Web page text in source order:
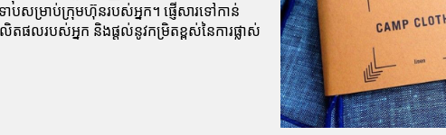
សម្រាប់ក្រុមហ៊ុនរបស់អ្នក។ ផ្ញើសារទៅកាន់
ផលរបស់អ្នក និងផ្តល់នូវកម្រិតខ្ពស់នៃការផ្លាស់